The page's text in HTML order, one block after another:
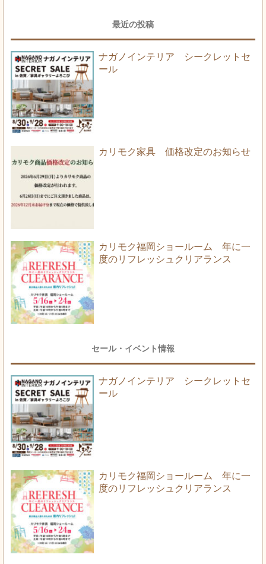
最近の投稿
ナガノインテリア シークレットセ
ール
カリモク家具 価格改定のお知らせ
カリモク福岡ショールーム 年に一
度のリフレッシュクリアランス
セール・イベント情報
ナガノインテリア シークレットセ
ール
カリモク福岡ショールーム 年に一
度のリフレッシュクリアランス